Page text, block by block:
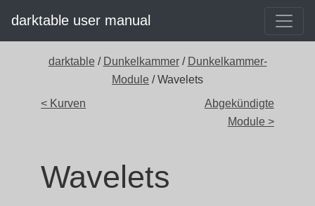
darktable user manual
darktable / Dunkelkammer/ Dunkelkammer-
Module / Wavelets
< Kurven
Abgekündigte
Module >
Wavelets